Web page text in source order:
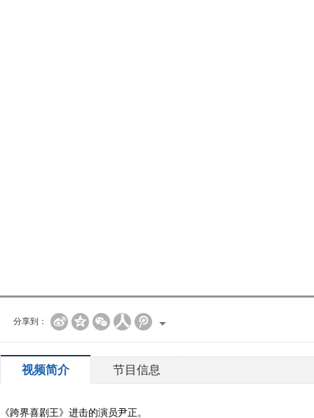
分享到：
视频简介 节目信息
《跨界喜剧王》进击的演员尹正。